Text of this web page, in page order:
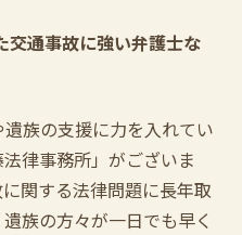
交通事故に強い弁護士な
族の支援に力を入れてい
律事務所」がございま
関する法律問題に長年取
族の方々が一日でも早く